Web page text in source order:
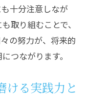
十分注意しなが
取り組むことで、
の努力が、将来的
つながります。
ける実践力と